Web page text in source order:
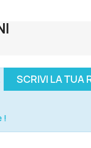
SCRIVI LA TUA
!